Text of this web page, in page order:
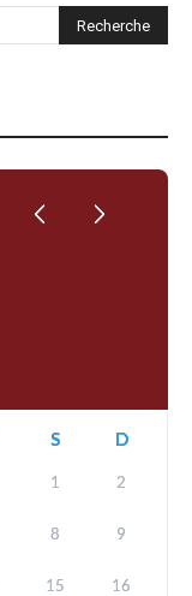
S D
1 2
8 9
15 16